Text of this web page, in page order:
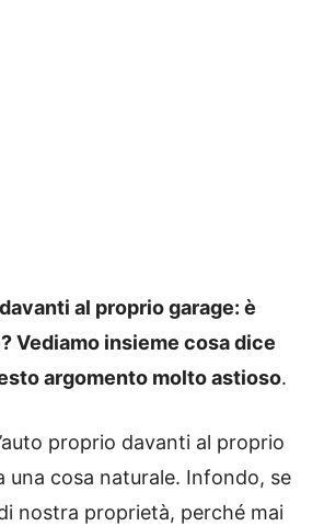
al proprio garage: è
Vediamo insieme cosa dice
argomento molto astioso.
proprio davanti al proprio
una cosa naturale. Infondo, se
nostra proprietà, perché mai